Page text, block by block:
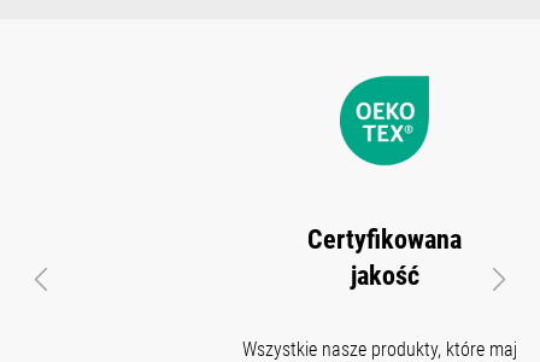
Certyfikowana
Wszystkie nasze produkty, które mają
Poprzedni